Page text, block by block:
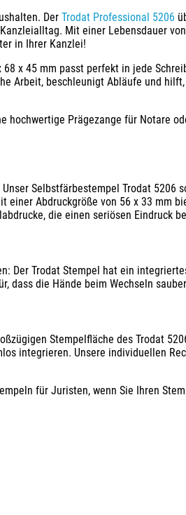
Der Trodat Professional 5206
Mit einer Lebensdauer
in Ihrer Kanzlei!
x 45 mm passt perfekt in jede
Arbeit, beschleunigt Abläufe und
hochwertige Prägezange für Notare
Selbstfärbestempel Trodat
einer Abdruckgröße von 56 x 33 mm
die einen seriösen Eindruck
Der Trodat Stempel hat ein
dass die Hände beim Wechseln
Stempelfläche des Trodat
integrieren. Unsere individuellen
für Juristen, wenn Sie Ihren